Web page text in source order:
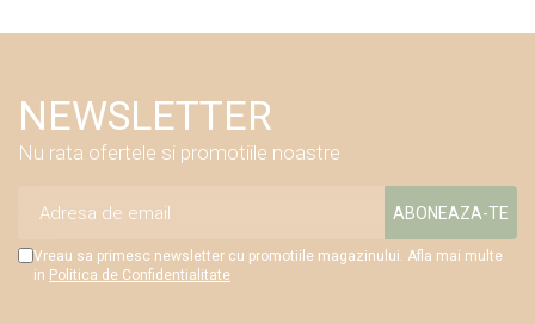
NEWSLETTER
Nu rata ofertele si promotiile noastre
Vreau sa primesc newsletter cu promotiile magazinului. Afla mai multe
in Politica de Confidentialitate